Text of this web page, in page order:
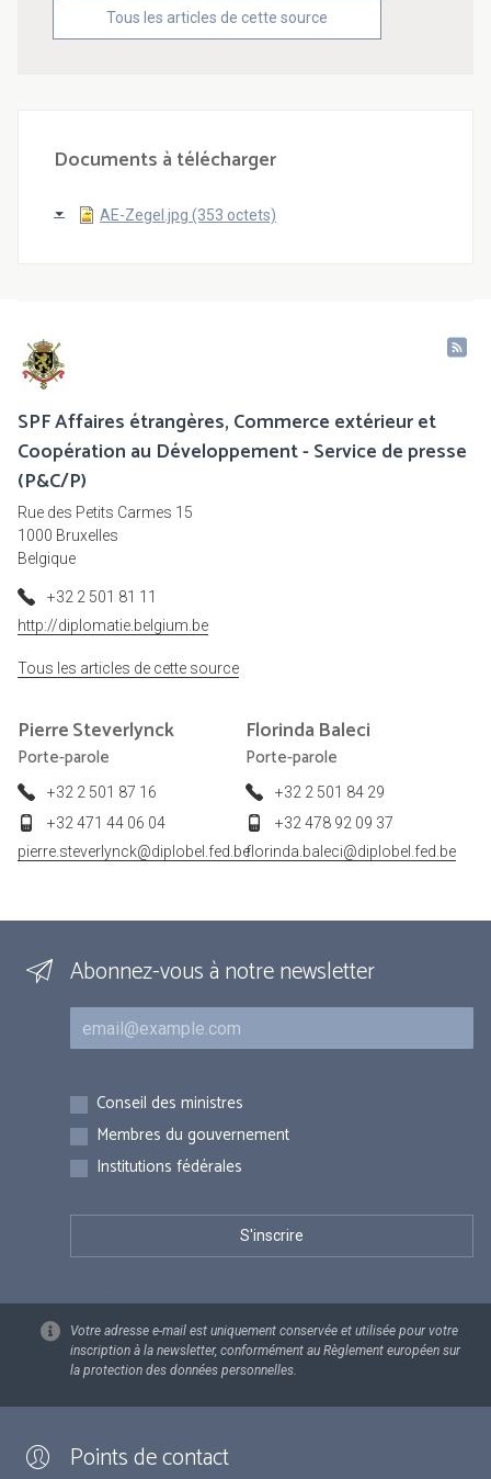
Tous les articles de cette source
Documents à télécharger
AE-Zegel.jpg (353 octets)
SPF Affaires étrangères, Commerce extérieur et
Coopération au Développement - Service de presse
(P&C/P)
Rue des Petits Carmes 15
1000 Bruxelles
Belgique
+32 2 501 81 11
http://diplomatie.belgium.be
Tous les articles de cette source
PierreSteverlynck
Porte-parole
+32 2 501 87 16
+32 471 44 06 04
pierre.steverlynck@diplobel.fed.be
Florinda Baleci
Porte-parole
+32 2 501 84 29
+32 478 92 09 37
florinda.baleci@diplobel.fed.be
Abonnez-vous à notre newsletter
Courriel
Inscriptions
Conseil des ministres
Membres du gouvernement
Institutions fédérales
Votre adresse e-mail est uniquement conservée et utilisée pour votre
inscription à la newsletter, conformément au Règlement européen sur
la protection des données personnelles.
Points de contact